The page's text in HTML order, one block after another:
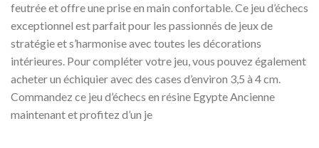
feutrée et offre une prise en main confortable. Ce jeu d’échecs
exceptionnel est parfait pour les passionnés de jeux de
stratégie et s’harmonise avec toutes les décorations
intérieures. Pour compléter votre jeu, vous pouvez également
acheter un échiquier avec des cases d’environ 3,5 à 4 cm.
Commandez ce jeu d’échecs en résine Egypte Ancienne
maintenant et profitez d’un je